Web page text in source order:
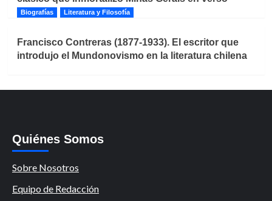
Biografías Literatura y Filosofía
Francisco Contreras (1877-1933). El escritor que
introdujo el Mundonovismo en la literatura chilena
Quiénes Somos
Sobre Nosotros
Equipo de Redacción